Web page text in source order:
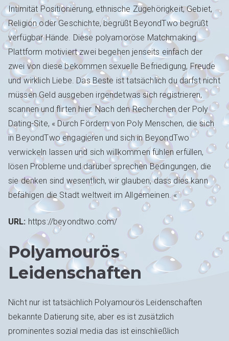
Intimität Positionierung, ethnische Zugehörigkeit, Gebiet,
Religion oder Geschichte, begrüßt BeyondTwo begrüßt
verfügbar Hände. Diese polyamoröse Matchmaking
Plattform motiviert zwei begehen jenseits einfach der
zwei von diese bekommen sexuelle Befriedigung, Freude
und wirklich Liebe. Das Beste ist tatsächlich du darfst nicht
müssen Geld ausgeben irgendetwas sich registrieren,
scannen und flirten hier. Nach den Recherchen der Poly
Dating-Site, « Durch Fördern von Poly Menschen, die sich
in BeyondTwo engagieren und sich in BeyondTwo
verwickeln lassen und sich willkommen fühlen erfüllen,
lösen Probleme und darüber sprechen Bedingungen, die
sie denken sind wesentlich, wir glauben, dass dies kann
befähigen die Stadt weltweit im Allgemeinen. «
URL: https://beyondtwo.com/
Polyamourös
Leidenschaften
Nicht nur ist tatsächlich Polyamourös Leidenschaften
bekannte Datierung site, aber es ist zusätzlich
prominentes sozial media das ist einschließlich